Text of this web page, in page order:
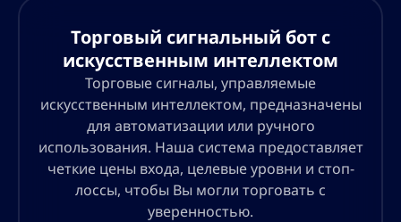
Торговый сигнальный бот с
искусственным интеллектом
Торговые сигналы, управляемые
искусственным интеллектом, предназначены
для автоматизации или ручного
использования. Наша система предоставляет
четкие цены входа, целевые уровни и стоп-
лоссы, чтобы Вы могли торговать с
уверенностью.